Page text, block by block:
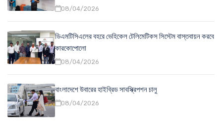
08/04/2026
ডিএমটিসিএলের বহরে ভেহিকেল টেলিমেটিকস সিস্টেম বাস্তবায়ন করবে
কারকোপোলো
08/04/2026
বাংলাদেশে উবারের হাইব্রিড সাবস্ক্রিপশন চালু
08/04/2026